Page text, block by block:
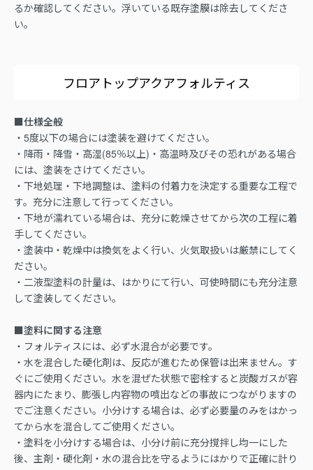
るか確認してください。浮いている既存塗膜は除去してくださ
い。
フロアトップアクアフォルティス
■仕様全般
・5度以下の場合には塗装を避けてください。
・降雨・降雪・高湿(85％以上)・高温時及びその恐れがある場合
には、塗装をさけてください。
・下地処理・下地調整は、塗料の付着力を決定する重要な工程で
す。充分に注意して行ってください。
・下地が濡れている場合は、充分に乾燥させてから次の工程に着
手してください。
・塗装中・乾燥中は換気をよく行い、火気取扱いは厳禁にしてく
ださい。
・二液型塗料の計量は、はかりにて行い、可使時間にも充分注意
して塗装してください。
■塗料に関する注意
・フォルティスには、必ず水混合が必要です。
・水を混合した硬化剤は、反応が進むため保管は出来ません。す
ぐにご使用ください。水を混ぜた状態で密栓すると炭酸ガスが容
器内にたまり、膨張し内容物の噴出などの事故につながりますの
でご注意ください。小分けする場合は、必ず必要量のみをはかっ
てから水を混合してご使用ください。
・塗料を小分けする場合は、小分け前に充分撹拌し均一にした
後、主剤・硬化剤・水の混合比を守るようにはかりで正確に計り